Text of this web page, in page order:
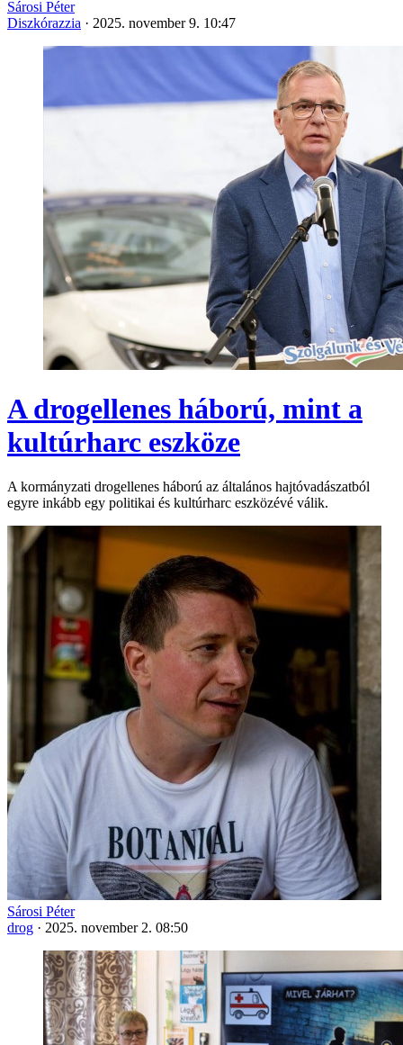
Sárosi Péter
Diszkórazzia · 2025. november 9. 10:47
A drogellenes háború, mint a
kultúrharc eszköze
A kormányzati drogellenes háború az általános hajtóvadászatból
egyre inkább egy politikai és kultúrharc eszközévé válik.
Sárosi Péter
drog · 2025. november 2. 08:50